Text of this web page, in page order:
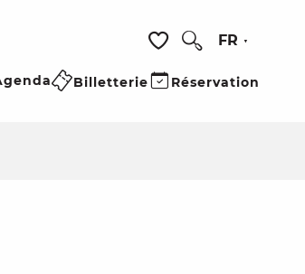
Voir les favoris
FR
Billetterie Réservation